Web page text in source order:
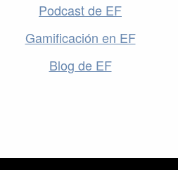
Podcast de EF
Gamificación en EF
Blog de EF